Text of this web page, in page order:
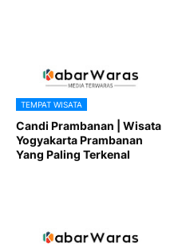
TEMPAT WISATA
Candi Prambanan | Wisata
Yogyakarta Prambanan
Yang Paling Terkenal